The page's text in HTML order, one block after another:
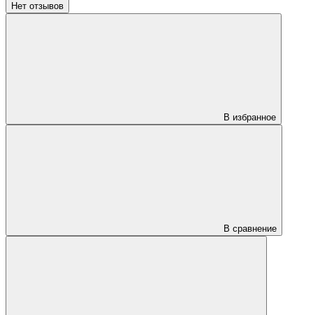
Нет отзывов
В избранное
В сравнение